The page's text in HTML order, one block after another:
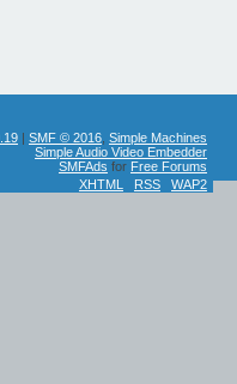
| SMF © 2016 Simple Machines
Simple Audio Video Embedder
SMFAds for Free Forums
XHTML
RSS WAP2